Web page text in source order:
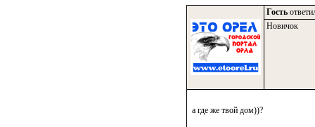
Гость
Новичок
а где же твой дом))?